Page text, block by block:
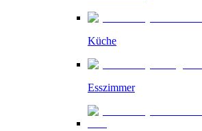
Küche
Esszimmer